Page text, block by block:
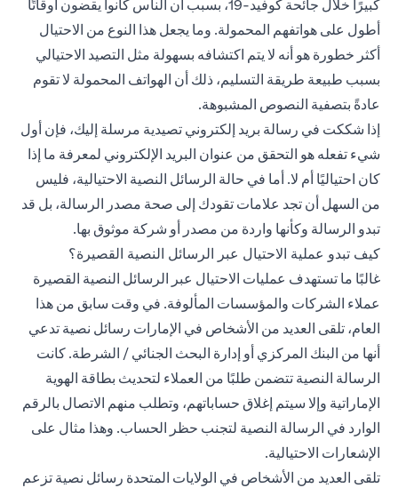
كبيرًا خلال جائحة كوفيد-19، بسبب أن الناس كانوا يقضون أوقاتًا
أطول على هواتفهم المحمولة. وما يجعل هذا النوع من الاحتيال
أكثر خطورة هو أنه لا يتم اكتشافه بسهولة مثل التصيد الاحتيالي
بسبب طبيعة طريقة التسليم، ذلك أن الهواتف المحمولة لا تقوم
عادةً بتصفية النصوص المشبوهة.
إذا شككت في رسالة بريد إلكتروني تصيدية مرسلة إليك، فإن أول
شيء تفعله هو التحقق من عنوان البريد الإلكتروني لمعرفة ما إذا
كان احتياليًا أم لا. أما في حالة الرسائل النصية الاحتيالية، فليس
من السهل أن تجد علامات تقودك إلى صحة مصدر الرسالة، بل قد
تبدو الرسالة وكأنها واردة من مصدر أو شركة موثوق بها.
كيف تبدو عملية الاحتيال عبر الرسائل النصية القصيرة؟
غالبًا ما تستهدف عمليات الاحتيال عبر الرسائل النصية القصيرة
عملاء الشركات والمؤسسات المألوفة. في وقت سابق من هذا
العام، تلقى العديد من الأشخاص في الإمارات رسائل نصية تدعي
أنها من البنك المركزي أو إدارة البحث الجنائي / الشرطة. كانت
الرسالة النصية تتضمن طلبًا من العملاء لتحديث بطاقة الهوية
الإماراتية وإلا سيتم إغلاق حساباتهم، وتطلب منهم الاتصال بالرقم
الوارد في الرسالة النصية لتجنب حظر الحساب. وهذا مثال على
الإشعارات الاحتيالية.
تلقى العديد من الأشخاص في الولايات المتحدة رسائل نصية تزعم